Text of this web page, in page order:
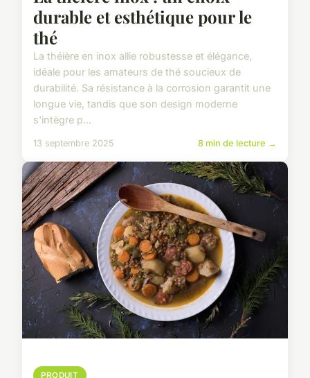
durable et esthétique pour le
thé
La théière en inox allie robustesse et élégance,
idéale pour les amateurs de thé soucieux de
durabilité. Sa résistance à la corrosion garantit une
longue vie, tandis que son design moderne
s'intègre p...
13 septembre 2025 8 min de lecture →
PRODUIT